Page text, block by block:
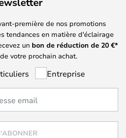
première de nos promotions
tendances en matière d'éclairage
un bon de réduction de 20 €*
votre prochain achat.
Entreprise